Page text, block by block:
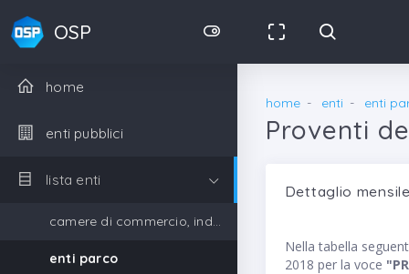
OSP
home
enti pubblici
lista enti
camere di commercio, industria, artigianato e agricoltura
enti parco
home enti enti
Proventi
Dettaglio
Nella tabella
2018 per la voce